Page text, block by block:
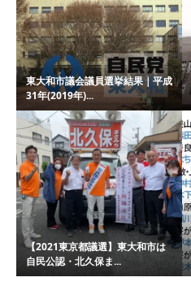
東大和市議会議員選挙結果｜平成
31年(2019年)...
【2021東京都議選】東大和市は
自民公認・北久保ま...